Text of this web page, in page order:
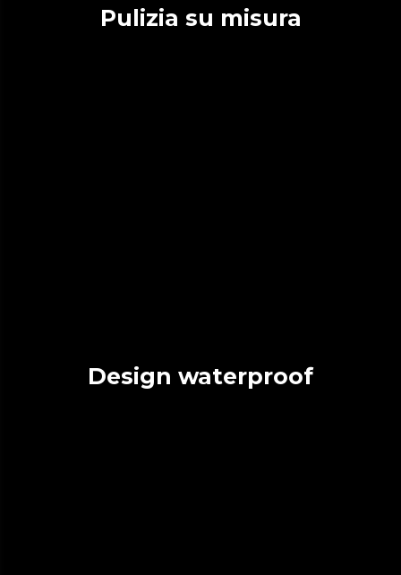
Pulizia su misura
Design waterproof